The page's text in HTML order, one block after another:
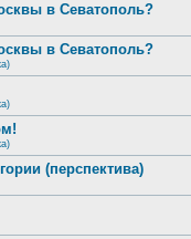
в Севатополь?
в Севатополь?
(перспектива)